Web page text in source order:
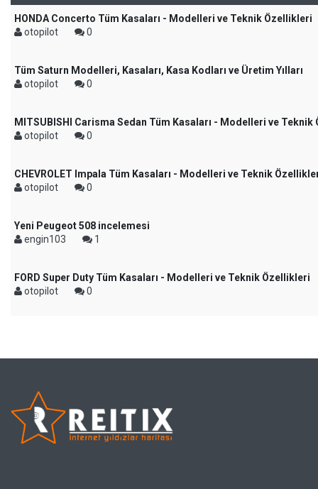
HONDA Concerto Tüm Kasaları - Modelleri ve Teknik Özellikleri
otopilot
0
Tüm Saturn Modelleri, Kasaları, Kasa Kodları ve Üretim Yılları
otopilot
0
MITSUBISHI Carisma Sedan Tüm Kasaları - Modelleri ve
otopilot
0
CHEVROLET Impala Tüm Kasaları - Modelleri ve Teknik
otopilot
0
Yeni Peugeot 508 incelemesi
engin103
1
FORD Super Duty Tüm Kasaları - Modelleri ve Teknik Özellikleri
otopilot
0